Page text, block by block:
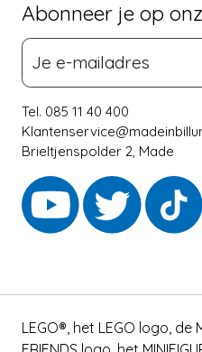
Abonneer je op
Tel. 085 11 40 400
Brieltjenspolder 2, Made
LEGO®, het LEGO logo, de